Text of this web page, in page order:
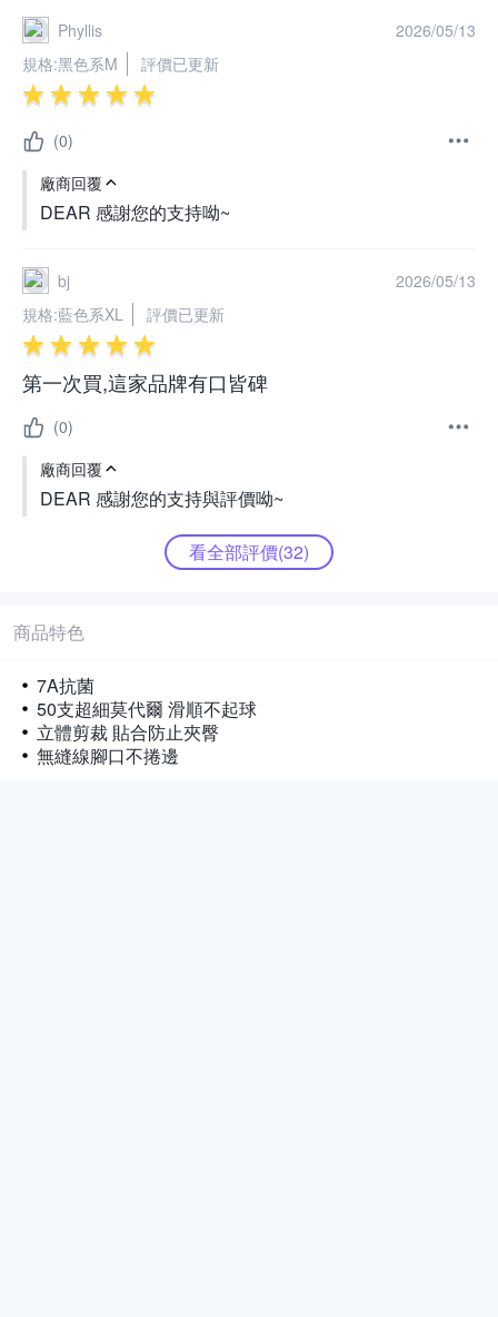
Phyllis
2026/05/13
規格:黑色系M 評價已更新
(0)
廠商回覆
DEAR 感謝您的支持呦~
bj
2026/05/13
規格:藍色系XL 評價已更新
第一次買,這家品牌有口皆碑
(0)
廠商回覆
DEAR 感謝您的支持與評價呦~
看全部評價(32)
商品特色
7A抗菌
50支超細莫代爾 滑順不起球
立體剪裁 貼合防止夾臀
無縫線腳口不捲邊